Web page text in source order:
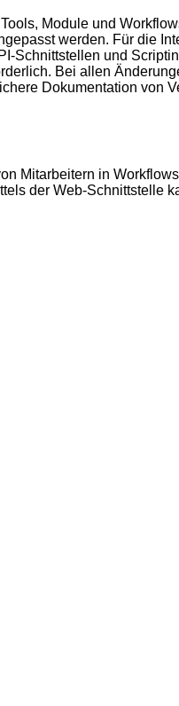
Module und
werden. Für die
Schnittstellen und
Bei allen
Dokumentation von
Mitarbeitern in
der Web-Schnittstelle